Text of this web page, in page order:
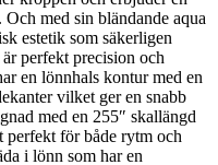
med sin bländande aqua
estetik som säkerligen
perfekt precision och
en lönnhals kontur med en
vilket ger en snabb
med en 255″ skallängd
perfekt för både rytm och
i lönn som har en